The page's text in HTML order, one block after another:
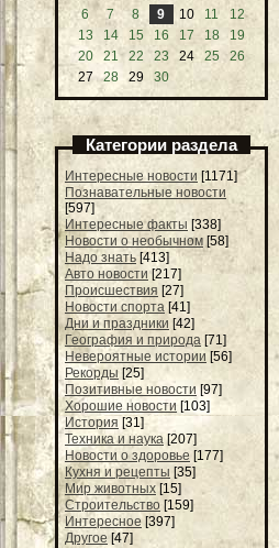
6
7 8 9 10 11
12
13
14 15 16 17 18
19
20
21 22 23 24 25
26
27
28 29 30
Категории раздела
Интересные новости [1171]
Познавательные новости
[597]
Интересные факты [338]
Новости о необычном [58]
Надо знать [413]
Авто новости [217]
Происшествия [27]
Новости спорта [41]
Дни и праздники [42]
География и природа [71]
Невероятные истории [56]
Рекорды [25]
Позитивные новости [97]
Хорошие новости [103]
История [31]
Техника и наука [207]
Новости о здоровье [177]
Кухня и рецепты [35]
Мир животных [15]
Строительство [159]
Интересное [397]
Другое [47]